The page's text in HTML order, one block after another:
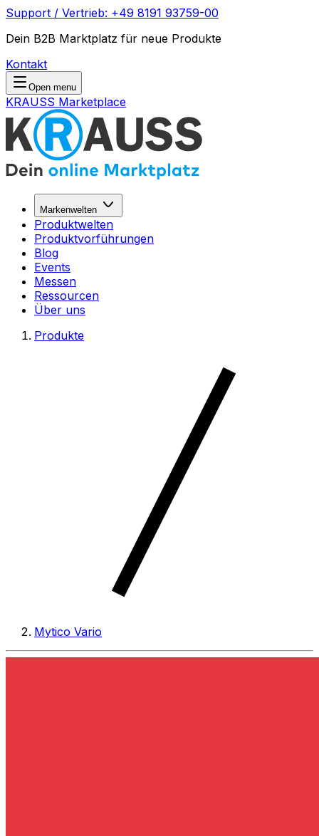
Support / Vertrieb: +49 8191 93759-00
Dein B2B Marktplatz für neue Produkte
Kontakt
Open menu
KRAUSS Marketplace
Markenwelten
Produktwelten
Produktvorführungen
Blog
Events
Messen
Ressourcen
Über uns
Produkte
Mytico Vario